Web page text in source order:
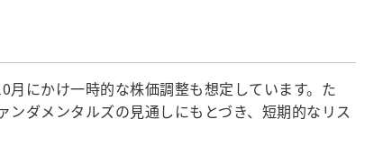
にかけ一時的な株価調整も想定しています。た
ダメンタルズの見通しにもとづき、短期的なリス